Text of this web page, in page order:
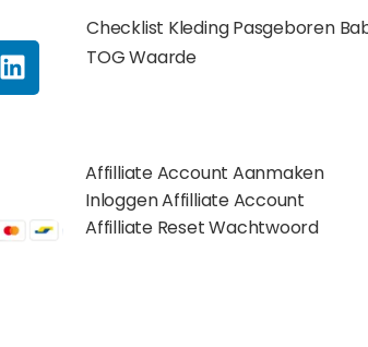
L
I
N
I
N
Checklist Kleding Pasgeboren
TOG Waarde
Affilliate Account Aanmaken
Inloggen Affilliate Account
Affilliate Reset Wachtwoord